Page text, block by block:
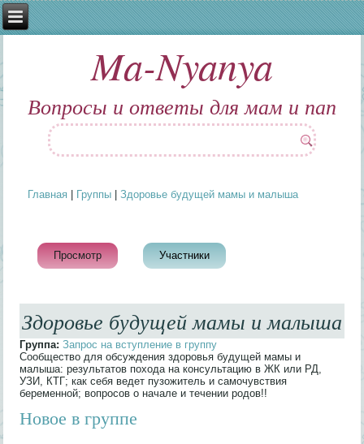
Ma-Nyanya
Вопросы и ответы для мам и пап
Вы здесь
Главная| Группы| Здоровье будущей мамы и малыша
Просмотр (активная вкладка)
Участники
Здоровье будущей мамы и малыша
Группа:Запрос на вступление в группу
Сообщество для обсуждения здоровья будущей мамы и
малыша: результатов похода на консультацию в ЖК или РД,
УЗИ, КТГ; как себя ведет пузожитель и самочувствия
беременной; вопросов о начале и течении родов!!
Новое в группе